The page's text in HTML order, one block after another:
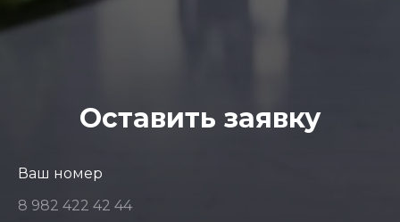
Оставить заявку
Ваш номер